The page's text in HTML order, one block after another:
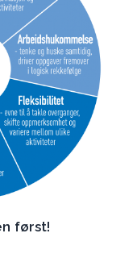
først!